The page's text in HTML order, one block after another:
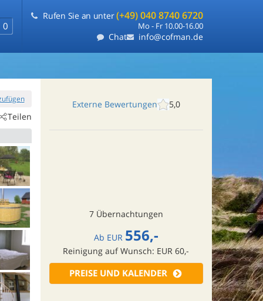
0
Rufen Sie an unter(+49) 040 8740 6720
Mo - Fr 10.00-16.00
Chat info@cofman.de
Teilen
Externe Bewertungen 5,0
7 Übernachtungen
Ab EUR 556,-
Reinigung auf Wunsch: EUR 60,-
PREISE UND KALENDER